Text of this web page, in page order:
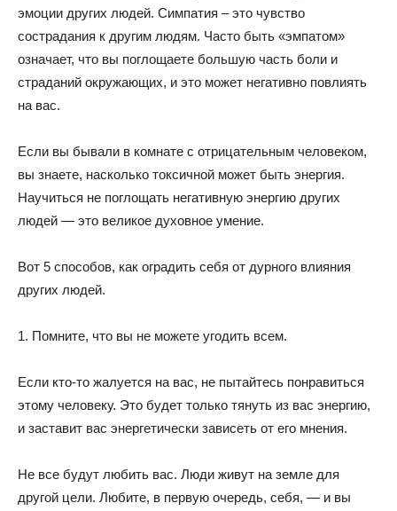
эмоции других людей. Симпатия – это чувство
сострадания к другим людям. Часто быть «эмпатом»
означает, что вы поглощаете большую часть боли и
страданий окружающих, и это может негативно повлиять
на вас.
Если вы бывали в комнате с отрицательным человеком,
вы знаете, насколько токсичной может быть энергия.
Научиться не поглощать негативную энергию других
людей — это великое духовное умение.
Вот 5 способов, как оградить себя от дурного влияния
других людей.
1. Помните, что вы не можете угодить всем.
Если кто-то жалуется на вас, не пытайтесь понравиться
этому человеку. Это будет только тянуть из вас энергию,
и заставит вас энергетически зависеть от его мнения.
Не все будут любить вас. Люди живут на земле для
другой цели. Любите, в первую очередь, себя, — и вы